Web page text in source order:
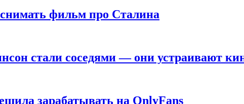
фильм про Сталина
стали соседями — они устраивают
зарабатывать на OnlyFans